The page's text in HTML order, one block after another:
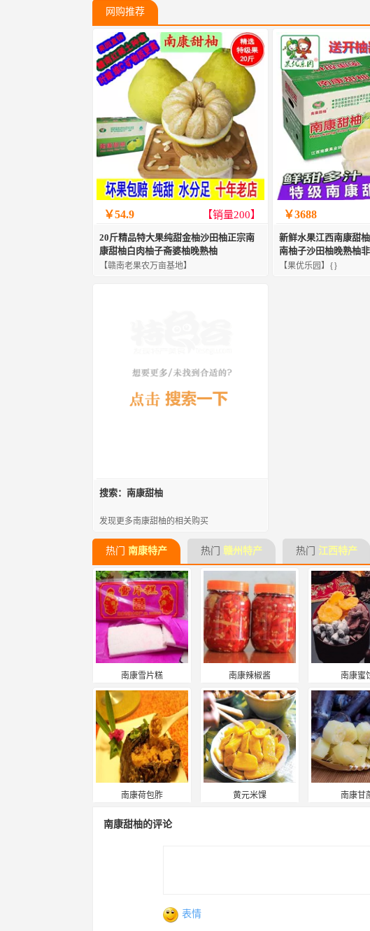
网购推荐
￥54.9 【销量200】
20斤精品特大果纯甜金柚沙田柚正宗南
康甜柚白肉柚子斋婆柚晚熟柚
【赣南老果农万亩基地】
￥3688
新鲜水果江西南康甜
南柚子沙田柚晚熟柚
【果优乐园】{}
搜索：南康甜柚
发现更多南康甜柚的相关购买
热门 南康特产 热门 赣州特产 热门 江西特产
南康雪片糕 南康辣椒酱 南康蜜
南康荷包胙 黄元米馃 南康甘
南康甜柚的评论
表情